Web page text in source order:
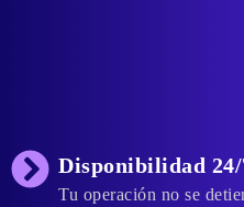
Disponibilidad
Tu operación no se